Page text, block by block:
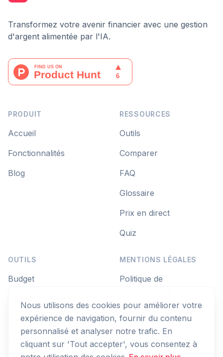
Transformez votre avenir financier avec une gestion
d'argent alimentée par l'IA.
PRODUIT
Accueil
Fonctionnalités
Blog
RESSOURCES
Outils
Comparer
FAQ
Glossaire
Prix en direct
Quiz
OUTILS
Budget
Intérêts composés
Zakat
MENTIONS LÉGALES
Politique de
Conditions d'utilisation
Nous utilisons des cookies pour améliorer votre
expérience de navigation, fournir du contenu
personnalisé et analyser notre trafic. En
cliquant sur 'Tout accepter', vous consentez à